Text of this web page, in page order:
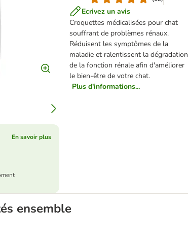
Ecrivez un avis
Croquettes médicalisées pour chat
souffrant de problèmes rénaux.
Réduisent les symptômes de la
maladie et ralentissent la dégradation
de la fonction rénale afin d'améliorer
le bien-être de votre chat.
Plus d'informations...
En savoir plus
ensemble
k/d, Kidney Care